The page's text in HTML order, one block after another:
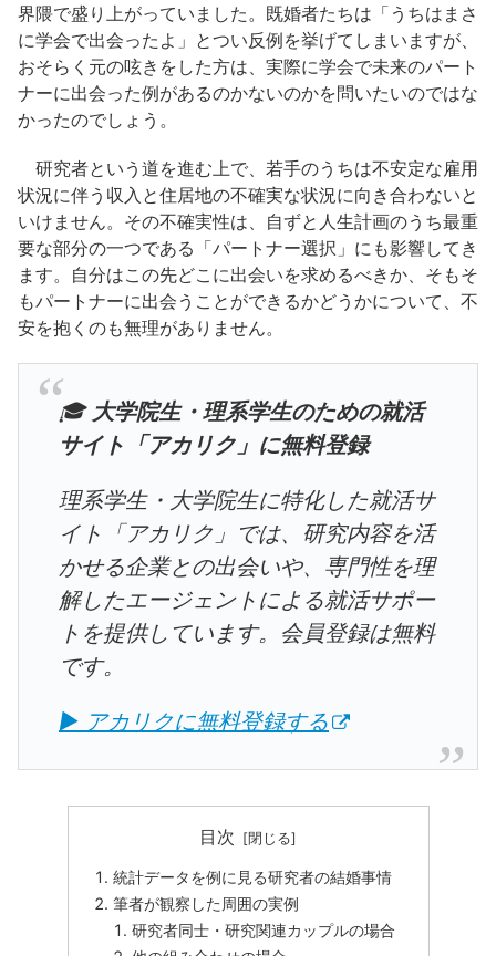
界隈で盛り上がっていました。既婚者たちは「うちはまさ
に学会で出会ったよ」とつい反例を挙げてしまいますが、
おそらく元の呟きをした方は、実際に学会で未来のパート
ナーに出会った例があるのかないのかを問いたいのではな
かったのでしょう。
研究者という道を進む上で、若手のうちは不安定な雇用
状況に伴う収入と住居地の不確実な状況に向き合わないと
いけません。その不確実性は、自ずと人生計画のうち最重
要な部分の一つである「パートナー選択」にも影響してき
ます。自分はこの先どこに出会いを求めるべきか、そもそ
もパートナーに出会うことができるかどうかについて、不
安を抱くのも無理がありません。
🎓 大学院生・理系学生のための就活
サイト「アカリク」に無料登録
理系学生・大学院生に特化した就活サ
イト「アカリク」では、研究内容を活
かせる企業との出会いや、専門性を理
解したエージェントによる就活サポー
トを提供しています。会員登録は無料
です。
▶ アカリクに無料登録する
目次
統計データを例に見る研究者の結婚事情
筆者が観察した周囲の実例
研究者同士・研究関連カップルの場合